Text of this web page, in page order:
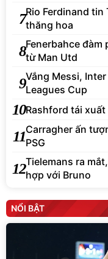
7Rio Ferdinand tin
thăng hoa
8Fenerbahce đàm
từ Man Utd
9Vắng Messi,
Leagues Cup
10Rashford tái
11Carragher ấn
PSG
12Tielemans ra
hợp với Bruno
NỔI BẬT